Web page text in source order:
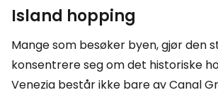
Island hopping
Mange som besøker byen, gjør den
konsentrere seg om det historiske
Venezia består ikke bare av Canal